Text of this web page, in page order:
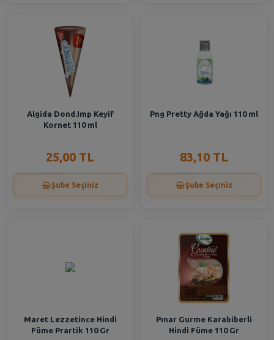
Algida Dond.Imp Keyif
Kornet 110 ml
25,00 TL
Şube Seçiniz
Png Pretty Ağda Yağı 110 ml
83,10 TL
Şube Seçiniz
Maret Lezzetince Hindi
Füme Prartik 110 Gr
Pınar Gurme Karabiberli
Hindi Füme 110 Gr